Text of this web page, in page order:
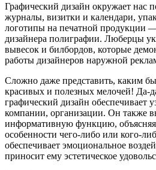
Графический дизайн окружает нас
журналы, визитки и календари,
логотипы на печатной продукции —
дизайнера полиграфии. Люберцы
вывесок и билбордов, которые
работы дизайнеров наружной
Сложно даже представить, каким
красивых и полезных мелочей! Да-
графический дизайн обеспечивает
компании, организации. Он также
информативную функцию,
особенности чего-либо или кого-
обеспечивает эмоциональное
приносит ему эстетическое